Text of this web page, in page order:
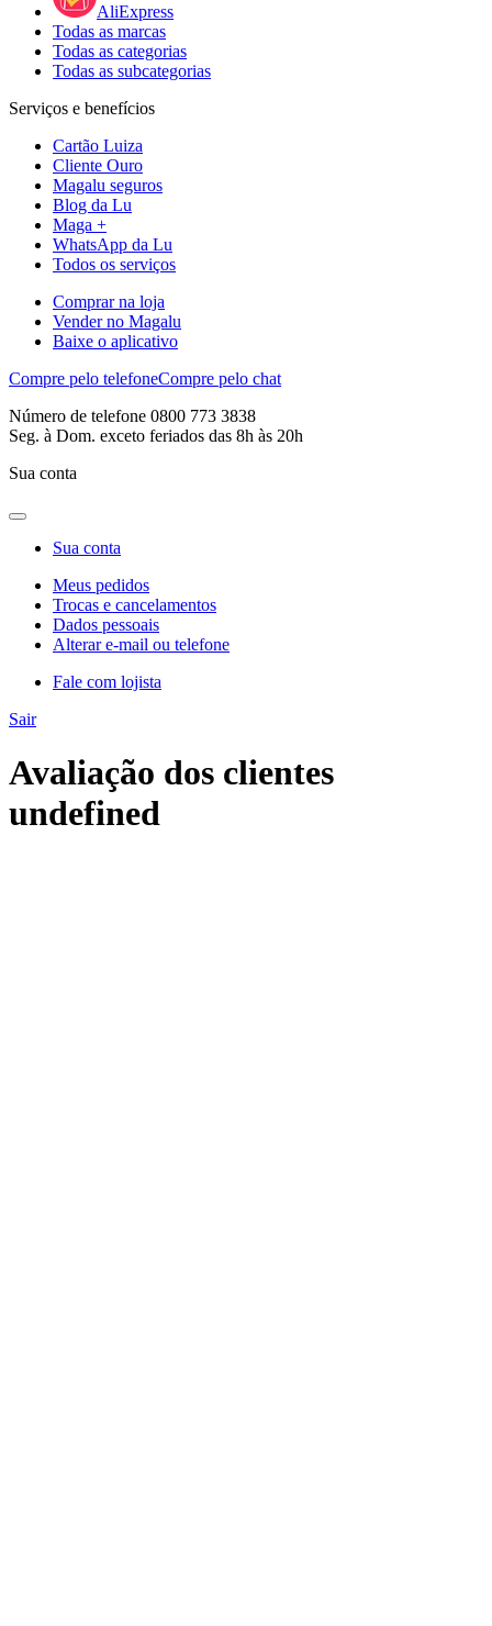
AliExpress
Todas as marcas
Todas as categorias
Todas as subcategorias
Serviços e benefícios
Cartão Luiza
Cliente Ouro
Magalu seguros
Blog da Lu
Maga +
WhatsApp da Lu
Todos os serviços
Comprar na loja
Vender no Magalu
Baixe o aplicativo
Compre pelo telefoneCompre pelo chat
Número de telefone 0800 773 3838
Seg. à Dom. exceto feriados das 8h às 20h
Sua conta
Sua conta
Meus pedidos
Trocas e cancelamentos
Dados pessoais
Alterar e-mail ou telefone
Fale com lojista
Sair
Avaliação dos clientes
undefined